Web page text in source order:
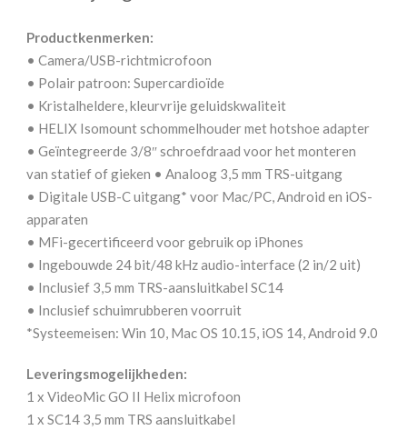
Productkenmerken:
• Camera/USB-richtmicrofoon
• Polair patroon: Supercardioïde
• Kristalheldere, kleurvrije geluidskwaliteit
• HELIX Isomount schommelhouder met hotshoe adapter
• Geïntegreerde 3/8″ schroefdraad voor het monteren
van statief of gieken • Analoog 3,5 mm TRS-uitgang
• Digitale USB-C uitgang* voor Mac/PC, Android en iOS-
apparaten
• MFi-gecertificeerd voor gebruik op iPhones
• Ingebouwde 24 bit/48 kHz audio-interface (2 in/2 uit)
• Inclusief 3,5 mm TRS-aansluitkabel SC14
• Inclusief schuimrubberen voorruit
*Systeemeisen: Win 10, Mac OS 10.15, iOS 14, Android 9.0
Leveringsmogelijkheden:
1 x VideoMic GO II Helix microfoon
1 x SC14 3,5 mm TRS aansluitkabel